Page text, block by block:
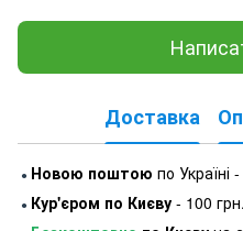
Доставка
● Новою поштою по Україні
● Кур'єром по Києву - 100 грн.